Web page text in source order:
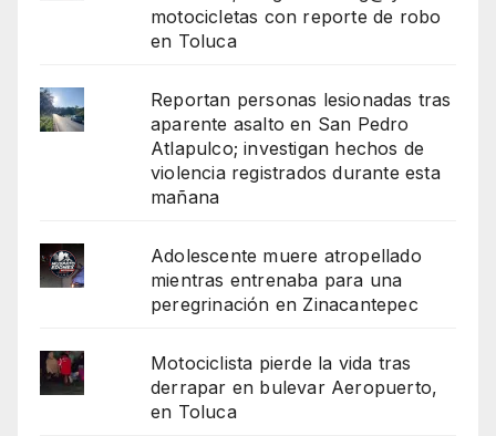
motocicletas con reporte de robo
en Toluca
Reportan personas lesionadas tras
aparente asalto en San Pedro
Atlapulco; investigan hechos de
violencia registrados durante esta
mañana
Adolescente muere atropellado
mientras entrenaba para una
peregrinación en Zinacantepec
Motociclista pierde la vida tras
derrapar en bulevar Aeropuerto,
en Toluca